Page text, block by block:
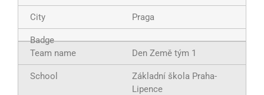
Praga
Den Země tým 1
Základní škola Praha-
Lipence